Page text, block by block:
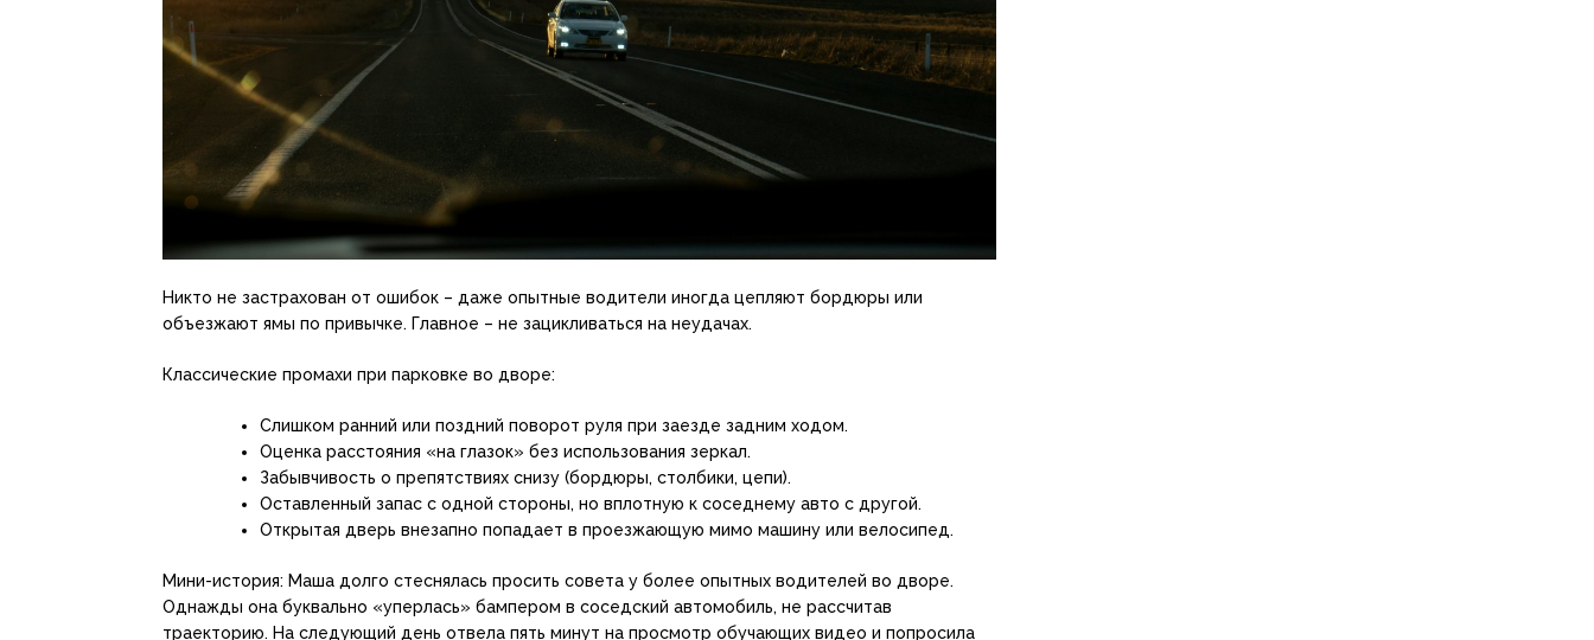
Никто не застрахован от ошибок – даже опытные водители иногда цепляют бордюры или
объезжают ямы по привычке. Главное – не зацикливаться на неудачах.
Классические промахи при парковке во дворе:
Слишком ранний или поздний поворот руля при заезде задним ходом.
Оценка расстояния «на глазок» без использования зеркал.
Забывчивость о препятствиях снизу (бордюры, столбики, цепи).
Оставленный запас с одной стороны, но вплотную к соседнему авто с другой.
Открытая дверь внезапно попадает в проезжающую мимо машину или велосипед.
Мини-история: Маша долго стеснялась просить совета у более опытных водителей во дворе.
Однажды она буквально «уперлась» бампером в соседский автомобиль, не рассчитав
траекторию. На следующий день отвела пять минут на просмотр обучающих видео и попросила